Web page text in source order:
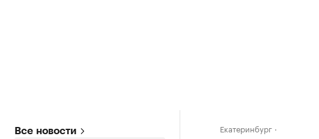
Все новости Екатеринбург